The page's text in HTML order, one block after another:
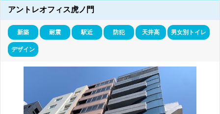
アントレオフィス虎ノ門
新築 耐震 駅近 防犯 天井高 男女別トイレ
デザイン